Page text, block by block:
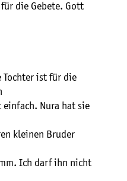
für die Gebete. Gott
Tochter ist für die
Nura hat sie
kleinen Bruder
Ich darf ihn nicht